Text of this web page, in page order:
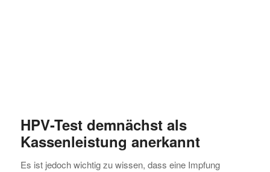
HPV-Test demnächst als
Kassenleistung anerkannt
Es ist jedoch wichtig zu wissen, dass eine Impfung